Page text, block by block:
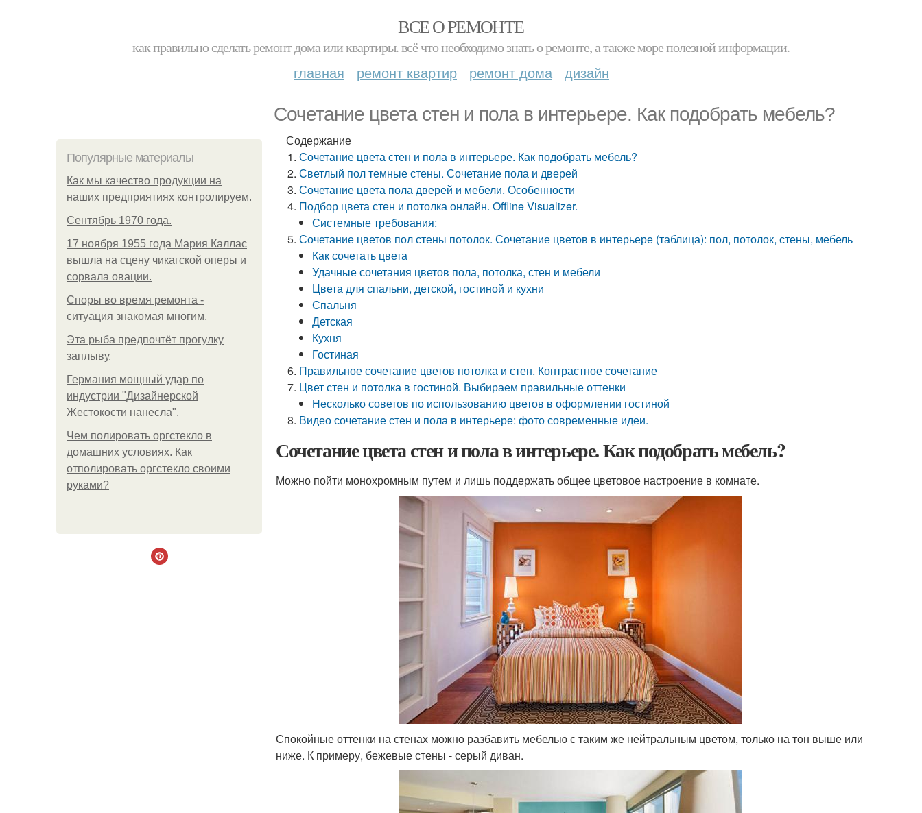
ВСЕ О РЕМОНТЕ
как правильно сделать ремонт дома или квартиры. всё что необходимо знать о ремонте, а также море полезной информации.
главная ремонт квартир ремонт дома дизайн
Сочетание цвета стен и пола в интерьере. Как подобрать мебель?
Популярные материалы
Как мы качество продукции на
наших предприятиях контролируем.
Сентябрь 1970 года.
17 ноября 1955 года Мария Каллас
вышла на сцену чикагской оперы и
сорвала овации.
Споры во время ремонта -
ситуация знакомая многим.
Эта рыба предпочтёт прогулку
заплыву.
Германия мощный удар по
индустрии "Дизайнерской
Жестокости нанесла".
Чем полировать оргстекло в
домашних условиях. Как
отполировать оргстекло своими
руками?
Содержание
Сочетание цвета стен и пола в интерьере. Как подобрать мебель?
Светлый пол темные стены. Сочетание пола и дверей
Сочетание цвета пола дверей и мебели. Особенности
Подбор цвета стен и потолка онлайн. Offline Visualizer.
Системные требования:
Сочетание цветов пол стены потолок. Сочетание цветов в интерьере (таблица): пол, потолок, стены, мебель
Как сочетать цвета
Удачные сочетания цветов пола, потолка, стен и мебели
Цвета для спальни, детской, гостиной и кухни
Спальня
Детская
Кухня
Гостиная
Правильное сочетание цветов потолка и стен. Контрастное сочетание
Цвет стен и потолка в гостиной. Выбираем правильные оттенки
Несколько советов по использованию цветов в оформлении гостиной
Видео сочетание стен и пола в интерьере: фото современные идеи.
Сочетание цвета стен и пола в интерьере. Как подобрать мебель?
Можно пойти монохромным путем и лишь поддержать общее цветовое настроение в комнате.
Спокойные оттенки на стенах можно разбавить мебелью с таким же нейтральным цветом, только на тон выше или
ниже. К примеру, бежевые стены - серый диван.